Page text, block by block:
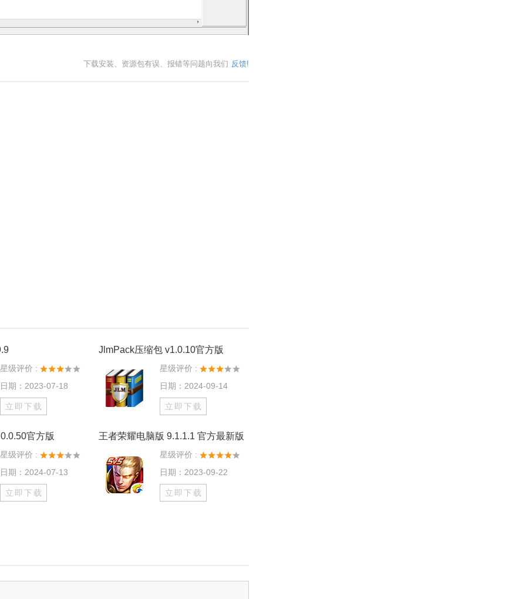
下载安装、资源包有误、报错等问题向我们 反馈!
星级评价 :
日期：2023-07-18
立即下载
JlmPack压缩包 v1.0.10官方版
星级评价 :
日期：2024-09-14
立即下载
官方版
星级评价 :
日期：2024-07-13
立即下载
王者荣耀电脑版 9.1.1.1 官方最新版
星级评价 :
日期：2023-09-22
立即下载